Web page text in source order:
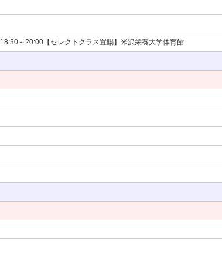
18:30～20:00【セレクトクラス置賜】米沢栄養大学体育館